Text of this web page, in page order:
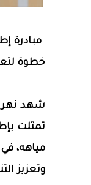
مبادرة
خطوة
شهد نهر
تمثلت
مياهه،
وتعزيز